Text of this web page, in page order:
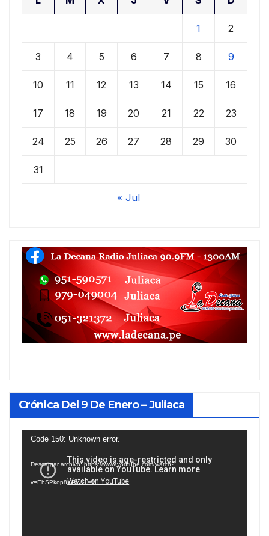
1 2
3 4 5 6 7 8 9
10 11 12 13 14 15 16
17 18 19 20 21 22 23
24 25 26 27 28 29 30
31
« Jul
Crónica Del 9 De Enero – Juliaca
Reproductor
vídeo
Code 150: Unknown error.
Descargar archivo: https://www.youtube.com/watch?
v=EhSPkop8KPY&_=1